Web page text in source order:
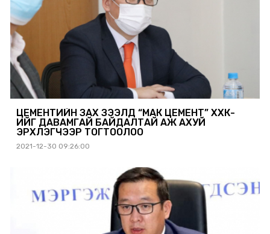
ЦЕМЕНТИЙН ЗАХ ЗЭЭЛД “МАК ЦЕМЕНТ” ХХК-
ИЙГ ДАВАМГАЙ БАЙДАЛТАЙ АЖ АХУЙ
ЭРХЛЭГЧЭЭР ТОГТООЛОО
2021-12-30 09:26:00